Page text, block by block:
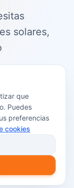
solares,
en
que
Puedes
preferencias
cookies